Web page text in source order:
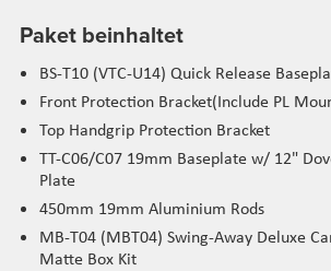
Paket beinhaltet
BS-T10 (VTC-U14) Quick Release
Front Protection Bracket(Include PL
Top Handgrip Protection Bracket
TT-C06/C07 19mm Baseplate w/ 12"
Plate
450mm 19mm Aluminium Rods
MB-T04 (MBT04) Swing-Away Deluxe
Matte Box Kit